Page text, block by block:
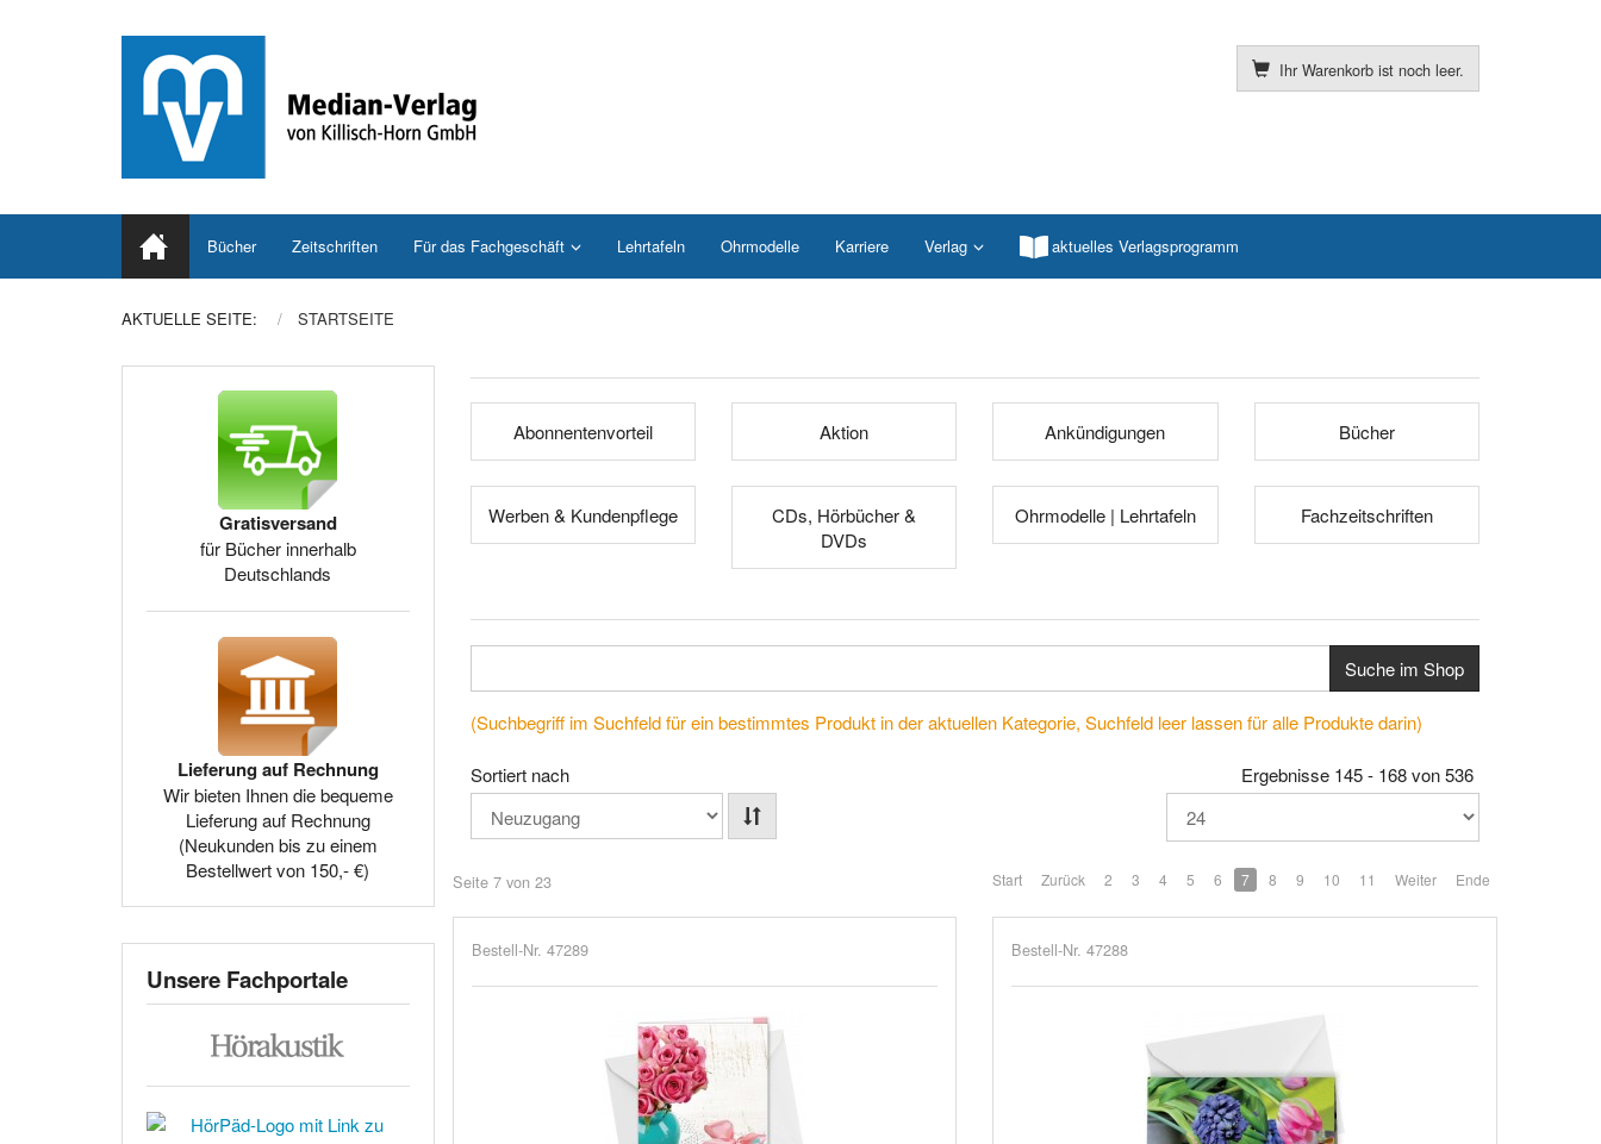
Ihr Warenkorb ist noch leer.
Bücher Zeitschriften Für das Fachgeschäft Lehrtafeln Ohrmodelle Karriere Verlag aktuelles Verlagsprogramm
AKTUELLE SEITE: STARTSEITE
Abonnentenvorteil Aktion Ankündigungen Bücher
Werben & Kundenpflege
CDs, Hörbücher &
DVDs
Ohrmodelle | Lehrtafeln Fachzeitschriften
Suche im Shop
(Suchbegriff im Suchfeld für ein bestimmtes Produkt in der aktuellen Kategorie, Suchfeld leer lassen für alle Produkte darin)
Sortiert nach Ergebnisse 145 - 168 von 536
Seite 7 von 23 Start Zurück 2 3 4 5 6 7 8 9 10 11 Weiter Ende
Bestell-Nr. 47289 Bestell-Nr. 47288
Gratisversand
für Bücher innerhalb
Deutschlands
Lieferung auf Rechnung
Wir bieten Ihnen die bequeme
Lieferung auf Rechnung
(Neukunden bis zu einem
Bestellwert von 150,- €)
Unsere Fachportale